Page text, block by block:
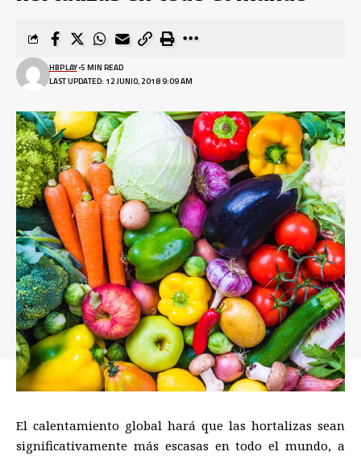
LAST UPDATED: 12 JUNIO, 2018 9:09 AM
HBPLAY 5 MIN READ
El calentamiento global hará que las hortalizas sean
significativamente más escasas en todo el mundo, a